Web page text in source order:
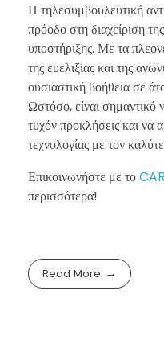
Η τηλεσυμβουλευτική
πρόοδο στη διαχείριση
υποστήριξης. Με τα
της ευελιξίας και της
ουσιαστική βοήθεια σε
Ωστόσο, είναι σημαντικό
τυχόν προκλήσεις και να
τεχνολογίας με τον
Επικοινωνήστε με το
περισσότερα!
Read More